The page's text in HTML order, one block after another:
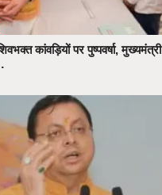
शिवभक्त कांवड़ियों पर पुष्पवर्षा,